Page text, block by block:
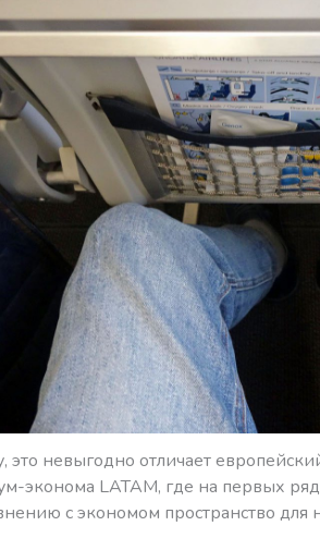
это невыгодно отличает
эконома LATAM, где на первых
с экономом пространство для